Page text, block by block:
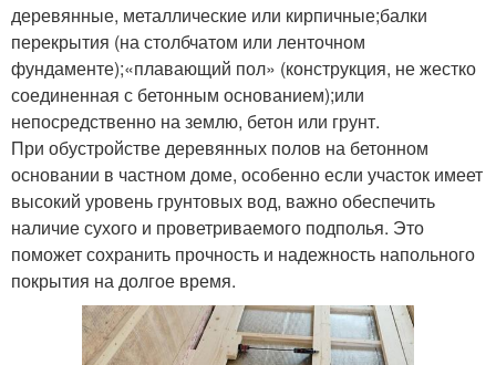
деревянные, металлические или кирпичные;балки
перекрытия (на столбчатом или ленточном
фундаменте);«плавающий пол» (конструкция, не жестко
соединенная с бетонным основанием);или
непосредственно на землю, бетон или грунт.
При обустройстве деревянных полов на бетонном
основании в частном доме, особенно если участок имеет
высокий уровень грунтовых вод, важно обеспечить
наличие сухого и проветриваемого подполья. Это
поможет сохранить прочность и надежность напольного
покрытия на долгое время.